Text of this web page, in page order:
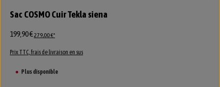
Sac COSMO Cuir Tekla siena
199,90 €279,00 €*
Prix TTC, frais de livraison en sus
Plus disponible